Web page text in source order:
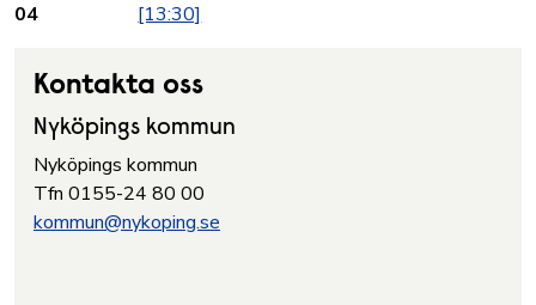
04
[13:30]
Kontakta oss
Nyköpings kommun
Nyköpings kommun
Tfn 0155-24 80 00
kommun@nykoping.se